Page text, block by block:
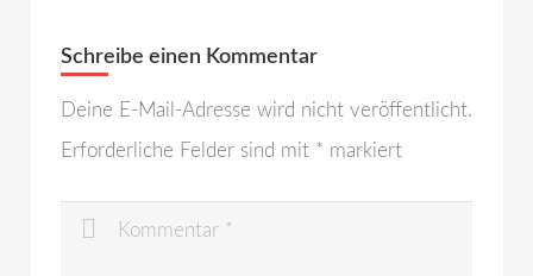
Schreibe einen Kommentar
Deine E-Mail-Adresse wird nicht veröffentlicht.
Erforderliche Felder sind mit * markiert